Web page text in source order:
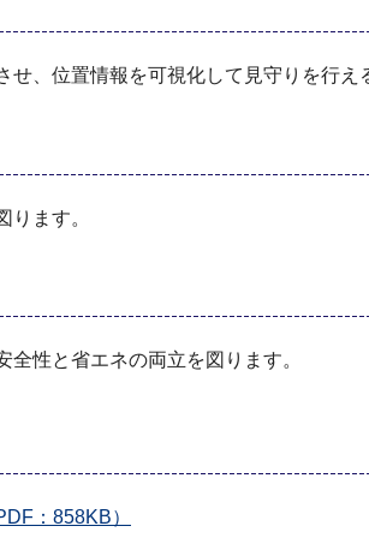
、位置情報を可視化して見守りを行え
ます。
性と省エネの両立を図ります。
：858KB）